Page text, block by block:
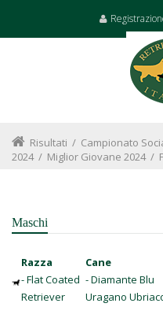
Risultati / Campionato
2024/ Miglior Giovane 2024/
Maschi
Razza Cane
- Flat Coated
Retriever
- Diamante Blu
Uragano